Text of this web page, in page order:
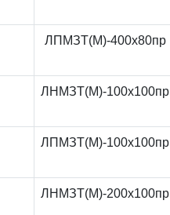
ЛПМЗТ(М)-400x80пр
ЛНМЗТ(М)-100x100пр
ЛПМЗТ(М)-100x100пр
ЛНМЗТ(М)-200x100пр